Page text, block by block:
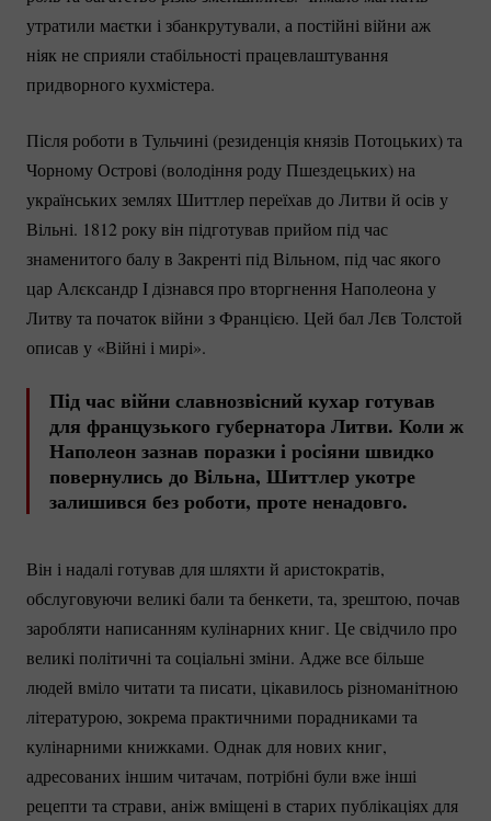
утратили маєтки і збанкрутували, а постійні війни аж
ніяк не сприяли стабільності працевлаштування
придворного кухмістера.
Після роботи в Тульчині (резиденція князів Потоцьких) та
Чорному Острові (володіння роду Пшездецьких) на
українських землях Шиттлер переїхав до Литви й осів у
Вільні. 1812 року він підготував прийом під час
знаменитого балу в Закренті під Вільном, під час якого
цар Алєксандр I дізнався про вторгнення Наполеона у
Литву та початок війни з Францією. Цей бал Лєв Толстой
описав у «Війні і мирі».
Під час війни славнозвісний кухар готував
для французького губернатора Литви. Коли ж
Наполеон зазнав поразки і росіяни швидко
повернулись до Вільна, Шиттлер укотре
залишився без роботи, проте ненадовго.
Він і надалі готував для шляхти й аристократів,
обслуговуючи великі бали та бенкети, та, зрештою, почав
заробляти написанням кулінарних книг. Це свідчило про
великі політичні та соціальні зміни. Адже все більше
людей вміло читати та писати, цікавилось різноманітною
літературою, зокрема практичними порадниками та
кулінарними книжками. Однак для нових книг,
адресованих іншим читачам, потрібні були вже інші
рецепти та страви, аніж вміщені в старих публікаціях для